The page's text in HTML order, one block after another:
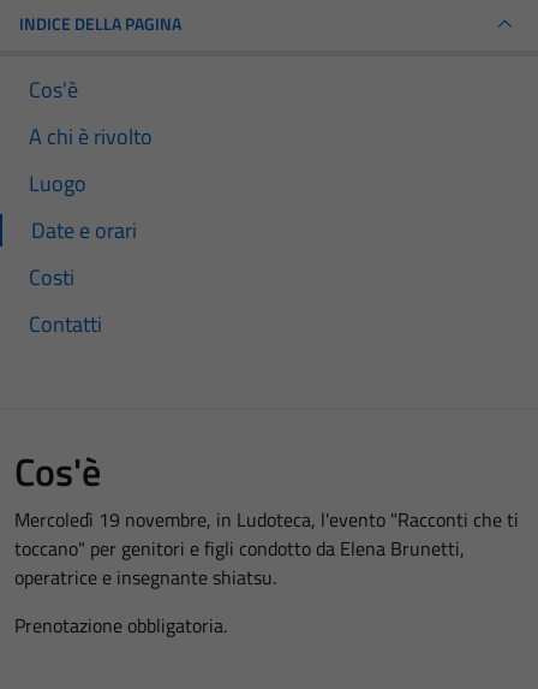
INDICE DELLA PAGINA
Cos'è
A chi è rivolto
Luogo
Date e orari
Costi
Contatti
Cos'è
Mercoledì 19 novembre, in Ludoteca, l'evento "Racconti che ti
toccano" per genitori e figli condotto da Elena Brunetti,
operatrice e insegnante shiatsu.
Prenotazione obbligatoria.